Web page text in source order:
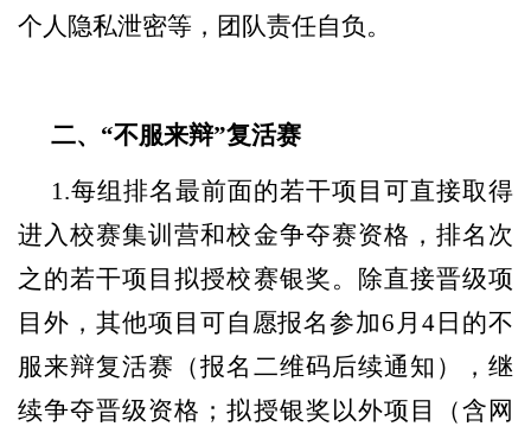
个人隐私泄密等，团队责任自负。
二、 “不服来辩”复活赛
1.每组排名最前面的若干项目可直接取得
进入校赛集训营和校金争夺赛资格，排名次
之的若干项目拟授校赛银奖。除直接晋级项
目外，其他项目可自愿报名参加6月4日的不
服来辩复活赛（报名二维码后续通知），继
续争夺晋级资格；拟授银奖以外项目（含网